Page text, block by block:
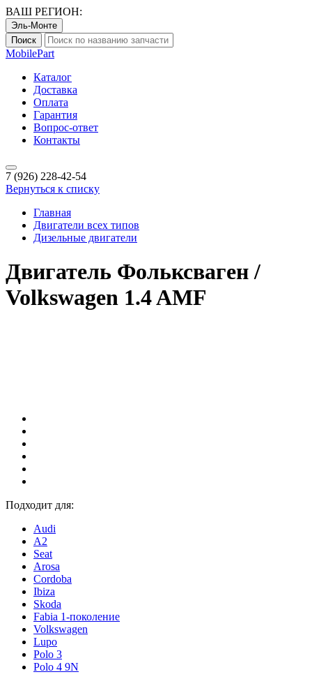
ВАШ РЕГИОН:
Эль-Монте
Поиск
MobilePart
Каталог
Доставка
Оплата
Гарантия
Вопрос-ответ
Контакты
7 (926) 228-42-54
Вернуться к списку
Главная
Двигатели всех типов
Дизельные двигатели
Двигатель Фольксваген /
Volkswagen 1.4 AMF
Подходит для:
Audi
A2
Seat
Arosa
Cordoba
Ibiza
Skoda
Fabia 1-поколение
Volkswagen
Lupo
Polo 3
Polo 4 9N